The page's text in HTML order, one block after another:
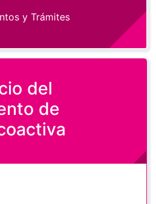
del
de
y Trámites